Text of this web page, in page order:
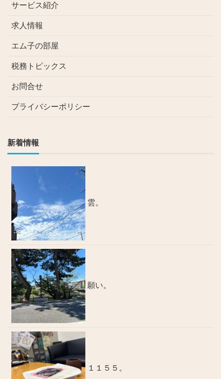
サービス紹介
求人情報
エム子の部屋
税務トピックス
お問合せ
プライバシーポリシー
新着情報
雲。
願い。
１１５５。